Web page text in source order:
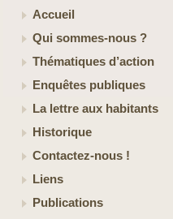
Accueil
Qui sommes-nous ?
Thématiques d’action
Enquêtes publiques
La lettre aux habitants
Historique
Contactez-nous !
Liens
Publications